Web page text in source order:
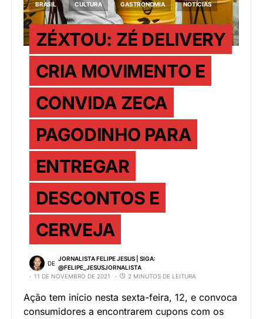
BRASIL CULTURA GASTRONOMIA NOTÍCIAS
ZÉXTOU: ZÉ DELIVERY
CRIA MOVIMENTO E
CONVIDA ZECA
PAGODINHO PARA
ENTREGAR
DESCONTOS E
CERVEJA
DE
JORNALISTA FELIPE JESUS | SIGA:
@FELIPE_JESUSJORNALISTA
11 DE NOVEMBRO DE 2021
2 MINUTOS DE LEITURA
Ação tem início nesta sexta-feira, 12, e convoca
consumidores a encontrarem cupons com os